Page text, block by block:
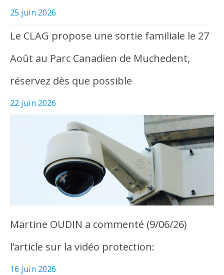
25 juin 2026
Le CLAG propose une sortie familiale le 27
Août au Parc Canadien de Muchedent,
réservez dès que possible
22 juin 2026
Martine OUDIN a commenté (9/06/26)
l’article sur la vidéo protection:
16 juin 2026